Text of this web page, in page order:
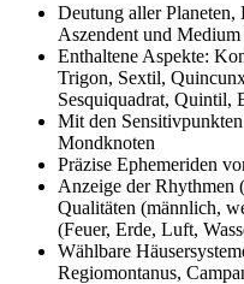
Deutung aller Planeten,
Aszendent und
Enthaltene Aspekte:
Trigon, Sextil,
Sesquiquadrat, Quintil,
Mit den
Mondknoten
Präzise Ephemeriden
Anzeige der
Qualitäten (männlich,
(Feuer, Erde, Luft,
Wählbare
Regiomontanus,